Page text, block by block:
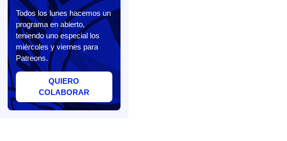
Todos los lunes hacemos un
programa en abierto,
teniendo uno especial los
miércoles y viernes para
Patreons.
QUIERO
COLABORAR